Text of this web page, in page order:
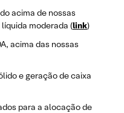
acima de nossas
moderada (link)
acima das nossas
e geração de caixa
para a alocação de